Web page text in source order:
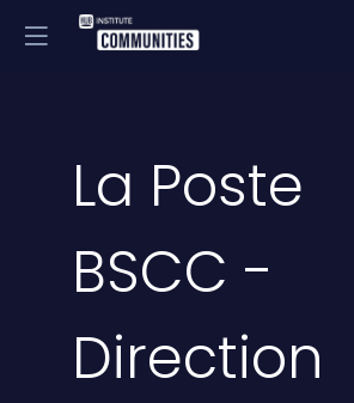
La Poste
BSCC -
Direction